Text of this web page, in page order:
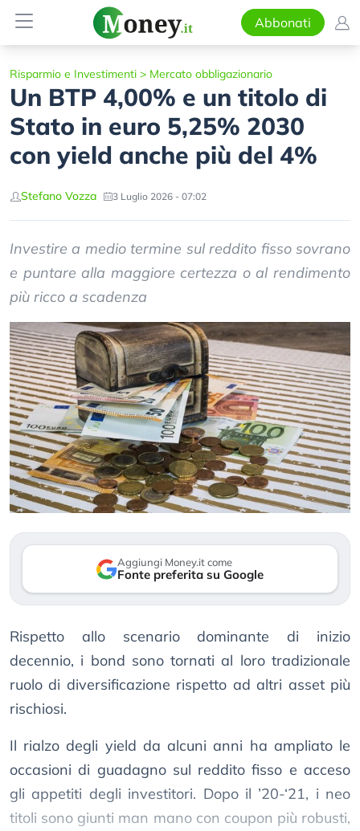
Abbonati
Risparmio e Investimenti > Mercato obbligazionario
Un BTP 4,00% e un titolo di
Stato in euro 5,25% 2030
con yield anche più del 4%
Stefano Vozza 3 Luglio 2026 - 07:02
Investire a medio termine sul reddito fisso sovrano
e puntare alla maggiore certezza o al rendimento
più ricco a scadenza
Aggiungi Money.it come
Fonte preferita su Google
Rispetto allo scenario dominante di inizio
decennio, i bond sono tornati al loro tradizionale
ruolo di diversificazione rispetto ad altri asset più
rischiosi.
Il rialzo degli yield da alcuni anni ha ampliato le
occasioni di guadagno sul reddito fisso e acceso
gli appetiti degli investitori. Dopo il ’20-‘21, i neo
titoli sono giunti man mano con coupon più robusti,